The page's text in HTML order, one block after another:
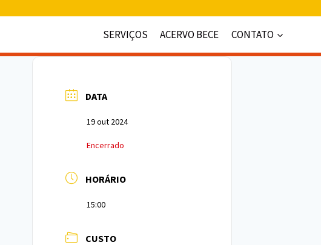
SERVIÇOS
ACERVO BECE CONTATO
DATA
19 out 2024
Encerrado
HORÁRIO
15:00
CUSTO